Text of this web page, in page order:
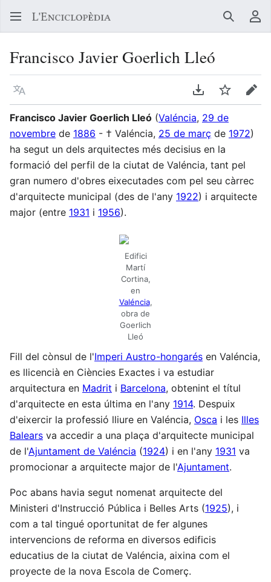
Buscar
Francisco Javier Goerlich Lleó
Llegir en un atre idioma Descarregar en
Vigilar
Francisco Javier Goerlich Lleó (Valéncia, 29 de
novembre de 1886 - † Valéncia, 25 de març de 1972)
ha segut un dels arquitectes més decisius en la
formació del perfil de la ciutat de Valéncia, tant pel
gran numero d'obres eixecutades com pel seu càrrec
d'arquitecte municipal (des de l'any 1922) i arquitecte
major (entre 1931 i 1956).
Edifici
Martí
Cortina,
en
Valéncia,
obra de
Goerlich
Lleó
Fill del cònsul de l'Imperi Austro-hongarés en Valéncia,
es llicencià en Ciències Exactes i va estudiar
arquitectura en Madrit i Barcelona, obtenint el títul
d'arquitecte en esta última en l'any 1914. Despuix
d'eixercir la professió lliure en Valéncia, Osca i les Illes
Balears va accedir a una plaça d'arquitecte municipal
de l'Ajuntament de Valéncia (1924) i en l'any 1931 va
promocionar a arquitecte major de l'Ajuntament.
Poc abans havia segut nomenat arquitecte del
Ministeri d'Instrucció Pública i Belles Arts (1925), i
com a tal tingué oportunitat de fer algunes
intervencions de reforma en diversos edificis
educatius de la ciutat de Valéncia, aixina com el
proyecte de la nova Escola de Comerç.